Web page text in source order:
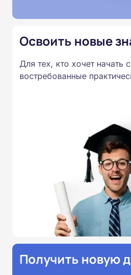
Освоить новые
Для тех, кто хочет начать
востребованные
Получить новую